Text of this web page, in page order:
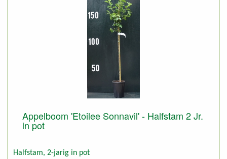
Appelboom 'Etoilee Sonnavil' - Halfstam 2 Jr.
in pot
Halfstam, 2-jarig in pot